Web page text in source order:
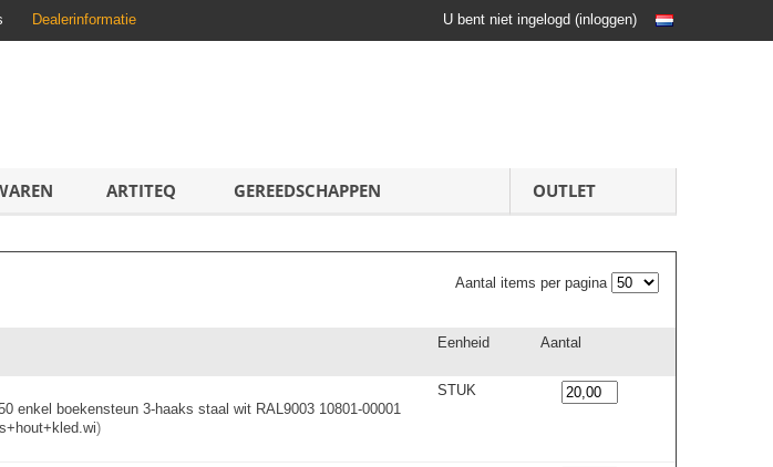
Dealerinformatie U bent niet ingelogd (inloggen)
ARTITEQ GEREEDSCHAPPEN OUTLET
Aantal items per pagina
Eenheid Aantal
enkel boekensteun 3-haaks staal wit RAL9003 10801-00001
k ed.wi)
STUK